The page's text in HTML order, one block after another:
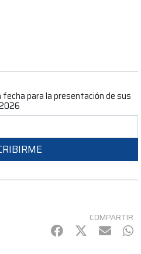
fecha para la presentación de sus
COMPARTIR
Facebook
Twitter
mail